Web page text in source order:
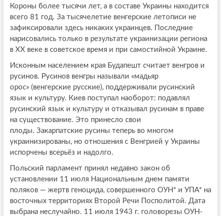
Короны более тысячи лет, а в составе Украины находится
всего 81 год. За тысячелетие венгерские летописи не
зафиксировали здесь никаких украинцев. Последние
нарисовались только в результате украинизации региона
в ХХ веке в советское время и при самостийной Украине.
Исконным населением края Будапешт считает венгров и
русинов. Русинов венгры называли «мадьяр
орос» (венгерские русские), поддерживали русинский
язык и культуру. Киев поступал наоборот: подавлял
русинский язык и культуру и отказывал русинам в праве
на существование. Это принесло свои
плоды. Закарпатские русины теперь во многом
украинизированы, но отношения с Венгрией у Украины
испорчены всерьёз и надолго.
Польский парламент принял недавно закон об
установлении 11 июля Национальным днем памяти
поляков — жертв геноцида, совершенного ОУН* и УПА* на
восточных территориях Второй Речи Посполитой. Дата
выбрана неслучайно. 11 июля 1943 г. головорезы ОУН-